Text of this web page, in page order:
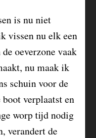
is nu niet
vissen nu elk een
oeverzone vaak
nu maak ik
schuin voor de
verplaatst en
worp tijd nodig
verandert de